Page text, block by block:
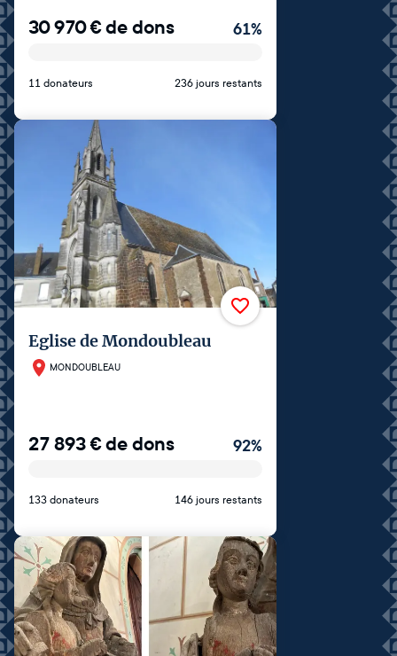
30 970€de dons 61%
11 donateurs 236 jours restants
Eglise de Mondoubleau
MONDOUBLEAU
27 893€de dons 92%
133 donateurs 146 jours restants